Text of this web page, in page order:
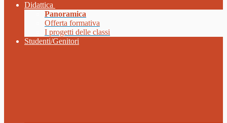
Didattica
Panoramica
Offerta formativa
I progetti delle classi
Studenti/Genitori